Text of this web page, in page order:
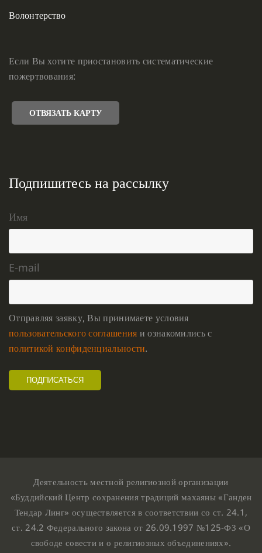
Волонтерство
Если Вы хотите приостановить систематические
пожертвования:
ОТВЯЗАТЬ КАРТУ
Подпишитесь на рассылку
Имя
E-mail
Отправляя заявку, Вы принимаете условия
пользовательского соглашения и ознакомились с
политикой конфиденциальности.
Деятельность местной религиозной организации
«Буддийский Центр сохранения традиций махаяны «Ганден
Тендар Линг» осуществляется в соответствии со ст. 24.1,
ст. 24.2 Федерального закона от 26.09.1997 №125-ФЗ «О
свободе совести и о религиозных объединениях».